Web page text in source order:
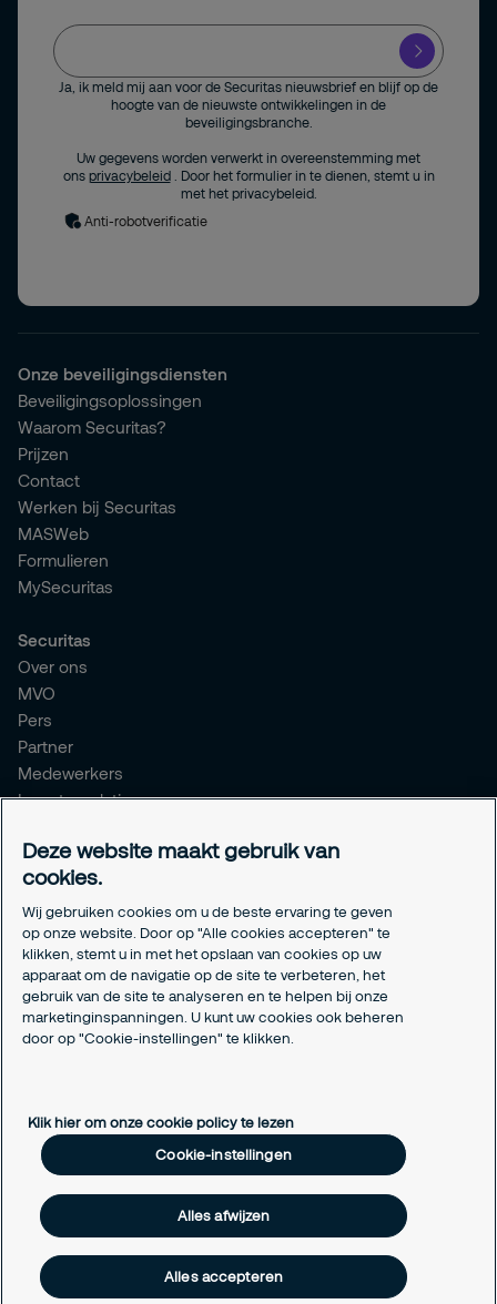
Ja, ik meld mij aan voor de Securitas nieuwsbrief en blijf op de
hoogte van de nieuwste ontwikkelingen in de
beveiligingsbranche.
Uw gegevens worden verwerkt in overeenstemming met
ons privacybeleid
. Door het formulier in te dienen, stemt u in
met het privacybeleid.
Anti-robotverificatie
Onze beveiligingsdiensten
Beveiligingsoplossingen
Waarom Securitas?
Prijzen
Contact
Werken bij Securitas
MASWeb
Formulieren
MySecuritas
Securitas
Over ons
MVO
Pers
Partner
Medewerkers
Investor relations
Certificeringen
Aanmeldformulieren installatiepartners
Juridisch
Privacyverklaring
Algemene voorwaarden
Responsible disclosure
Cookie-instellingen
Deze website maakt gebruik van
cookies.
Wij gebruiken cookies om u de beste ervaring te geven
op onze website. Door op "Alle cookies accepteren" te
klikken, stemt u in met het opslaan van cookies op uw
apparaat om de navigatie op de site te verbeteren, het
gebruik van de site te analyseren en te helpen bij onze
marketinginspanningen. U kunt uw cookies ook beheren
door op "Cookie-instellingen" te klikken.
Klik hier om onze cookie policy te lezen
Cookie-instellingen
Alles afwijzen
Alles accepteren